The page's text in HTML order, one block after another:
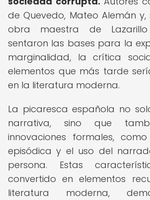
de Quevedo, Mateo Alemán
obra maestra de
sentaron las bases para la
marginalidad, la crítica
elementos que más tarde
en la literatura moderna.
La picaresca española no
narrativa, sino que
innovaciones formales,
episódica y el uso del
persona. Estas
convertido en elementos
literatura moderna,